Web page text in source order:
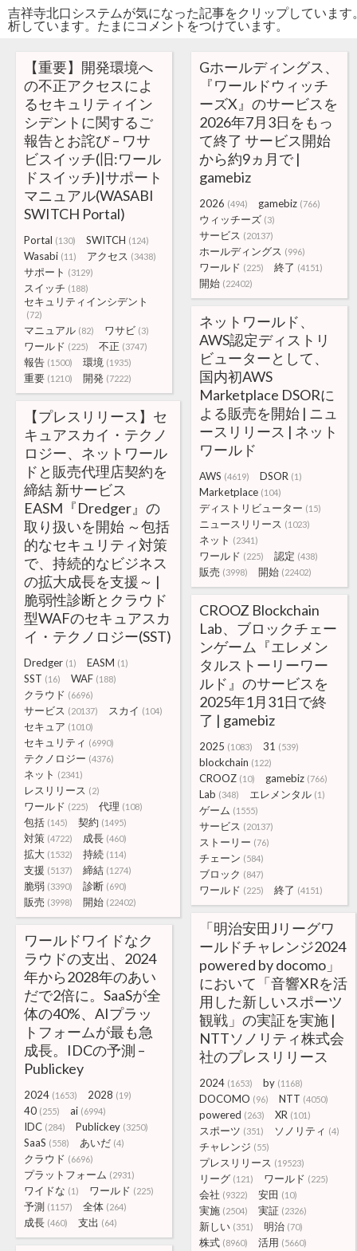
吉祥寺北口システムが気になった記事をクリップしていま
析しています。たまにコメントをつけています。
【重要】開発環境へ
の不正アクセスによ
るセキュリティイン
シデントに関するご
報告とお詫び – ワサ
ビスイッチ(旧:ワール
ドスイッチ)|サポート
マニュアル(WASABI
SWITCH Portal)
Portal (130) SWITCH (124)
Wasabi (11) アクセス (3438)
サポート (3129)
スイッチ (188)
セキュリティインシデント
(72)
マニュアル (82) ワサビ (3)
ワールド (225) 不正 (3747)
報告 (1500) 環境 (1935)
重要 (1210) 開発 (7222)
Gホールディングス、
『ワールドウィッチ
ーズX』のサービスを
2026年7月3日をもっ
て終了 サービス開始
から約9ヵ月で |
gamebiz
2026 (494) gamebiz (766)
ウィッチーズ (3)
サービス (20137)
ホールディングス (996)
ワールド (225) 終了 (4151)
開始 (22402)
ネットワールド、
AWS認定ディストリ
ビューターとして、
国内初AWS
Marketplace DSORに
よる販売を開始 | ニュ
ースリリース | ネット
ワールド
AWS (4619) DSOR (1)
Marketplace (104)
ディストリビューター (15)
ニュースリリース (1023)
ネット (2341)
ワールド (225) 認定 (438)
販売 (3998) 開始 (22402)
【プレスリリース】セ
キュアスカイ・テクノ
ロジー、ネットワール
ドと販売代理店契約を
締結 新サービス
EASM『Dredger』の
取り扱いを開始 ～包括
的なセキュリティ対策
で、持続的なビジネス
の拡大成長を支援～ |
脆弱性診断とクラウド
型WAFのセキュアスカ
イ・テクノロジー(SST)
Dredger (1) EASM (1)
SST (16) WAF (188)
クラウド (6696)
サービス (20137) スカイ (104)
セキュア (1010)
セキュリティ (6990)
テクノロジー (4376)
ネット (2341)
レスリリース (2)
ワールド (225) 代理 (108)
包括 (145) 契約 (1495)
対策 (4722) 成長 (460)
拡大 (1532) 持続 (114)
支援 (5137) 締結 (1274)
脆弱 (3390) 診断 (690)
販売 (3998) 開始 (22402)
CROOZ Blockchain
Lab、ブロックチェー
ンゲーム『エレメン
タルストーリーワー
ルド』のサービスを
2025年1月31日で終
了 | gamebiz
2025 (1083) 31 (539)
blockchain (122)
CROOZ (10) gamebiz (766)
Lab (348) エレメンタル (1)
ゲーム (1555)
サービス (20137)
ストーリー (76)
チェーン (584)
ブロック (847)
ワールド (225) 終了 (4151)
「明治安田Jリーグワ
ールドチャレンジ2024
powered by docomo」
において「音響XRを活
用した新しいスポーツ
観戦」の実証を実施 |
NTTソノリティ株式会
社のプレスリリース
2024 (1653) by (1168)
DOCOMO (96) NTT (4050)
powered (263) XR (101)
スポーツ (351) ソノリティ (4)
チャレンジ (55)
プレスリリース (19523)
リーグ (121) ワールド (225)
会社 (9322) 安田 (10)
実施 (2504) 実証 (2326)
新しい (351) 明治 (70)
株式 (8960) 活用 (5660)
ワールドワイドなク
ラウドの支出、2024
年から2028年のあい
だで2倍に。SaaSが全
体の40%、AIプラッ
トフォームが最も急
成長。IDCの予測 –
Publickey
2024 (1653) 2028 (19)
40 (255) ai (6994)
IDC (284) Publickey (3250)
SaaS (558) あいだ (4)
クラウド (6696)
プラットフォーム (2931)
ワイドな (1) ワールド (225)
予測 (1157) 全体 (264)
成長 (460) 支出 (64)